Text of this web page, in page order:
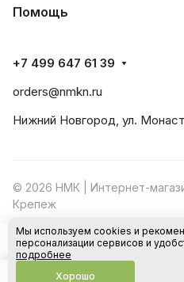
В
Помощь
+7 499 647 61 39
orders@nmkn.ru
Нижний Новгород, ул.
© 2026 НМК | Интернет-
Крепеж
Мы используем cookies и
персонализации сервисов и
подробнее
Хорошо